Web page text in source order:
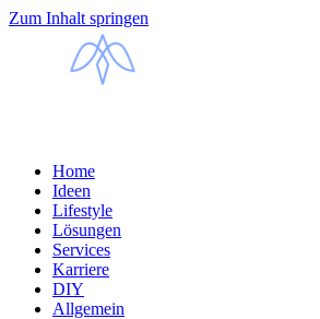
Zum Inhalt springen
Home
Ideen
Lifestyle
Lösungen
Services
Karriere
DIY
Allgemein